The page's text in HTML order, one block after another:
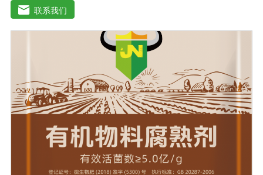
大大提高土壤肥力，减少化肥用量。增产效果明显：根据
作物的不同，高达20%-60%。提高作物和农产品质量，增
加农民收入。重建健康土壤，改善作物抵抗病虫害。改善
土壤板结，激发土壤活力，提供额外的天然植物生长和。
发达根系，增强吸收能力，提高作物和抵抗力。抑制土壤
促进植物生长发育，提高抗逆性。促进根系生长，果树开
花整齐，保花保果；落叶期晚，抗早春病害。防治早衰，
抗重建，抗倒伏，抗旱抗寒。根据作物肥料需求的特点，
每个时期都有不同的肥料需求，使作物在早期阶段不会出
葡萄、桃、枸杞、蜜桔、柿子、石榴、猕猴桃、李子、龙
眼、荔枝、柑橘、青梅等瓜菜类：土豆、茄子、黄瓜、大
姜、大蒜、西瓜、甜瓜、冬瓜、辣椒、番茄、苦瓜、南
瓜、地瓜、西葫芦、麻山药等
联系我们